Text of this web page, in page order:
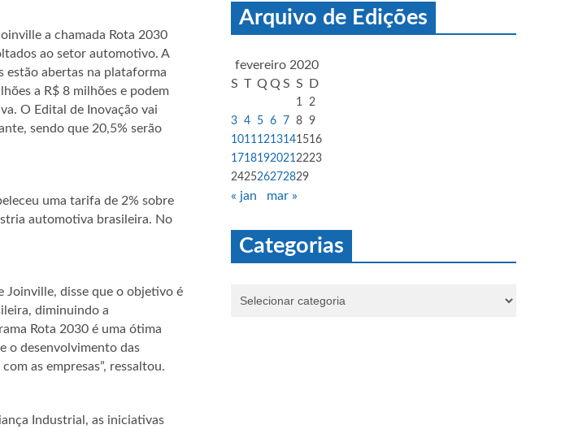
a chamada Rota 2030
ao setor automotivo. A
estão abertas na plataforma
a R$ 8 milhões e podem
O Edital de Inovação vai
sendo que 20,5% serão
uma tarifa de 2% sobre
automotiva brasileira. No
Joinville, disse que o objetivo é
diminuindo a
Rota 2030 é uma ótima
o desenvolvimento das
as empresas”, ressaltou.
Industrial, as iniciativas
Arquivo de Edições
fevereiro 2020
S T Q Q S S D
1
2
3 4 5 6 7 8 9
10111213141516
17181920212223
242526272829
« jan mar »
Categorias